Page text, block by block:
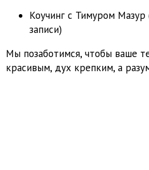
Коучинг с Тимуром
записи)
Мы позаботимся, чтобы ваше
красивым, дух крепким, а